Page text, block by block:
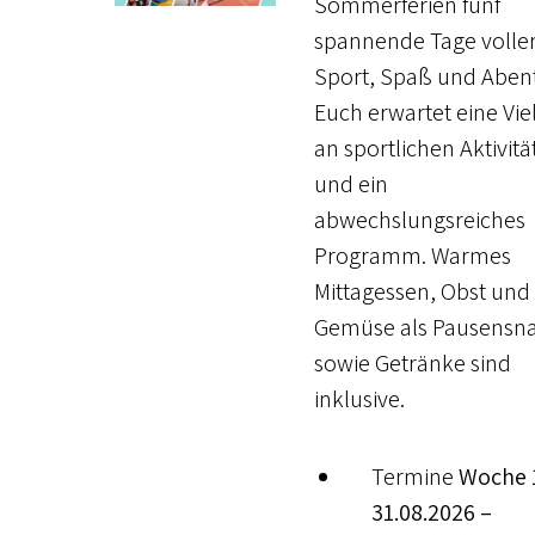
spannende Tage
Sport, Spaß und
Euch erwartet eine
an sportlichen
und ein
abwechslungsreiches
Programm. Warmes
Mittagessen, Obst und
Gemüse als
sowie Getränke sind
inklusive.
TermineWoche
31.08.2026 –